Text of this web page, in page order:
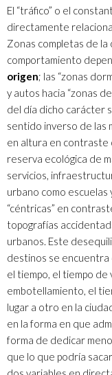
El “tráfico” o el
directamente
Zonas completas de la
comportamiento
origen; las “zonas
y autos hacia “zonas
del día dicho carácter
sentido inverso de las
en altura en
reserva ecológica de
servicios,
urbano como escuelas
“céntricas” en
topografías
urbanos. Este
destinos se
el tiempo, el tiempo
embotellamiento, el
lugar a otro en la
en la forma en que
forma de dedicar
que lo que podría